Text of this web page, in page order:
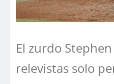
El zurdo
relevistas solo